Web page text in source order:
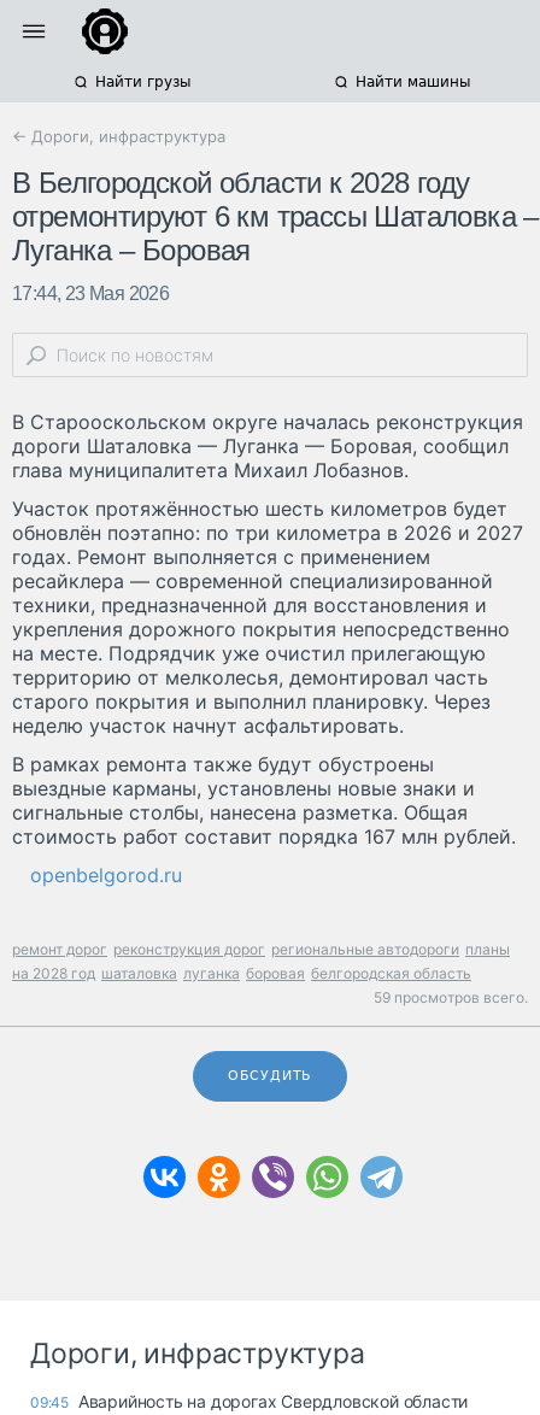
Найти грузы Найти машины
← Дороги, инфраструктура
В Белгородской области к 2028 году
отремонтируют 6 км трассы Шаталовка –
Луганка – Боровая
17:44, 23 Мая 2026
В Старооскольском округе началась реконструкция
дороги Шаталовка — Луганка — Боровая, сообщил
глава муниципалитета Михаил Лобазнов.
Участок протяжённостью шесть километров будет
обновлён поэтапно: по три километра в 2026 и 2027
годах. Ремонт выполняется с применением
ресайклера — современной специализированной
техники, предназначенной для восстановления и
укрепления дорожного покрытия непосредственно
на месте. Подрядчик уже очистил прилегающую
территорию от мелколесья, демонтировал часть
старого покрытия и выполнил планировку. Через
неделю участок начнут асфальтировать.
В рамках ремонта также будут обустроены
выездные карманы, установлены новые знаки и
сигнальные столбы, нанесена разметка. Общая
стоимость работ составит порядка 167 млн рублей.
openbelgorod.ru
ремонт дорог реконструкция дорог региональные автодороги планы
на 2028 год шаталовка луганка боровая белгородская область
59 просмотров всего.
ОБСУДИТЬ
Дороги, инфраструктура
09:45 Аварийность на дорогах Свердловской области